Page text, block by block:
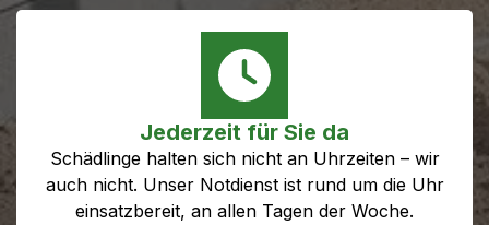
Jederzeit für Sie da
Schädlinge halten sich nicht an Uhrzeiten – wir
auch nicht. Unser Notdienst ist rund um die Uhr
einsatzbereit, an allen Tagen der Woche.